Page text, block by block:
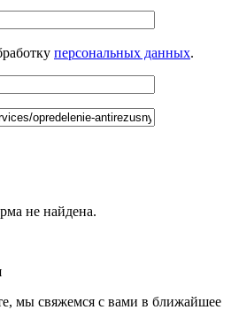
персональных данных.
не найдена.
мы свяжемся с вами в ближайшее